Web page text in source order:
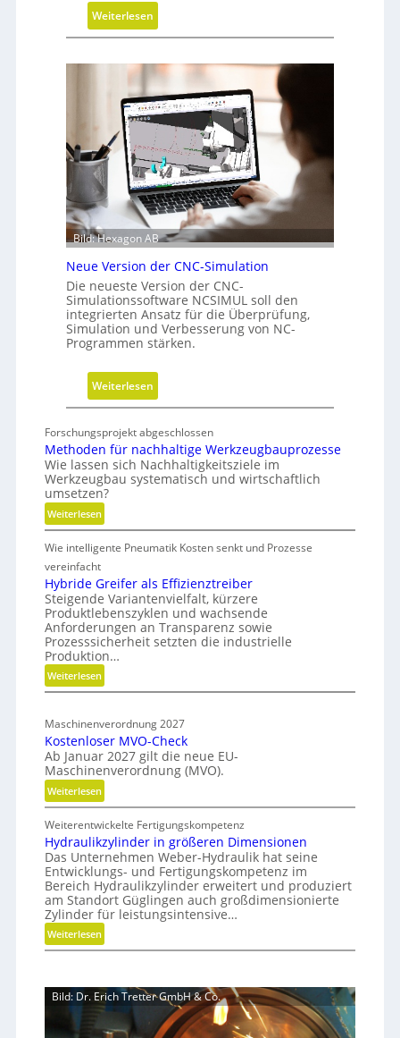
s
c
ä
t
s
f
ü
h
r
n
g
Weiterlesen:
F
r
s
c
h
r
i
t
e
b
i
N
a
c
h
h
a
l
t
i
g
s
-
R
o
m
p
Bild: Hexagon AB
Neue Version der CNC-Simulation
Die neueste Version der CNC-
Simulationssoftware NCSIMUL soll den
integrierten Ansatz für die Überprüfung,
Simulation und Verbesserung von NC-
Programmen stärken.
Weiterlesen:
N
u
e
V
s
i
n
d
e
r
-
S
i
m
a
t
i
o
n
Forschungsprojekt abgeschlossen
Methoden für nachhaltige Werkzeugbauprozesse
Wie lassen sich Nachhaltigkeitsziele im
Werkzeugbau systematisch und wirtschaftlich
umsetzen?
Weiterlesen:
M
e
t
h
o
d
e
n
f
ü
h
h
a
l
i
g
e
W
e
r
k
e
u
Wie intelligente Pneumatik Kosten senkt und Prozesse
vereinfacht
Hybride Greifer als Effizienztreiber
Steigende Variantenvielfalt, kürzere
Produktlebenszyklen und wachsende
Anforderungen an Transparenz sowie
Prozesssicherheit setzten die industrielle
Produktion…
Weiterlesen:
H
b
r
i
d
e
G
r
e
i
f
e
r
a
l
ff
z
Maschinenverordnung 2027
Kostenloser MVO-Check
Ab Januar 2027 gilt die neue EU-
Maschinenverordnung (MVO).
Weiterlesen:
K
o
s
t
e
n
l
o
s
M
V
O
Weiterentwickelte Fertigungskompetenz
Hydraulikzylinder in größeren Dimensionen
Das Unternehmen Weber-Hydraulik hat seine
Entwicklungs- und Fertigungskompetenz im
Bereich Hydraulikzylinder erweitert und produziert
am Standort Güglingen auch großdimensionierte
Zylinder für leistungsintensive…
Weiterlesen:
H
d
r
u
Bild: Dr. Erich Tretter GmbH & Co.